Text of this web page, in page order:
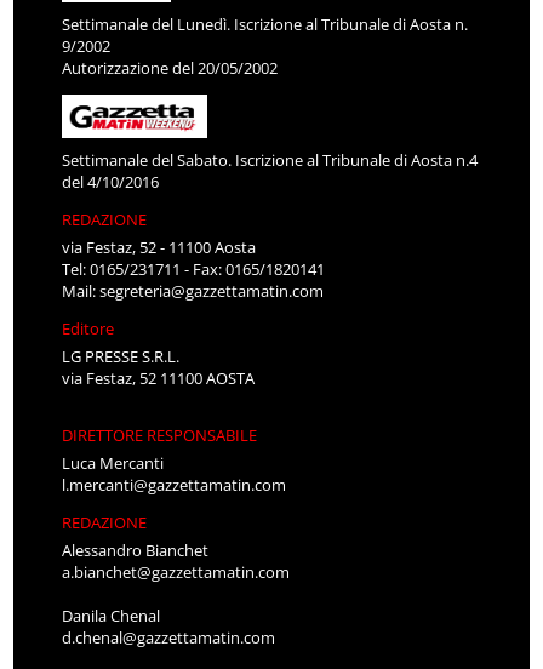
Settimanale del Lunedì. Iscrizione al Tribunale di Aosta n.
9/2002
Autorizzazione del 20/05/2002
Settimanale del Sabato. Iscrizione al Tribunale di Aosta n.4
del 4/10/2016
REDAZIONE
via Festaz, 52 - 11100 Aosta
Tel: 0165/231711 - Fax: 0165/1820141
Mail:segreteria@gazzettamatin.com
Editore
LG PRESSE S.R.L.
via Festaz, 52 11100 AOSTA
DIRETTORE RESPONSABILE
Luca Mercanti
l.mercanti@gazzettamatin.com
REDAZIONE
Alessandro Bianchet
a.bianchet@gazzettamatin.com
Danila Chenal
d.chenal@gazzettamatin.com